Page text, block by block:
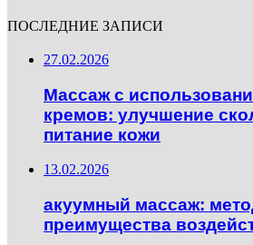
ПОСЛЕДНИЕ ЗАПИСИ
27.02.2026
Массаж с
кремов: улучшение
питание кожи
13.02.2026
акуумный массаж:
преимущества